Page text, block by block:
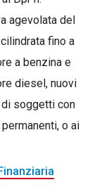
agevolata del
fino a
a benzina e
diesel, nuovi
soggetti con
o ai